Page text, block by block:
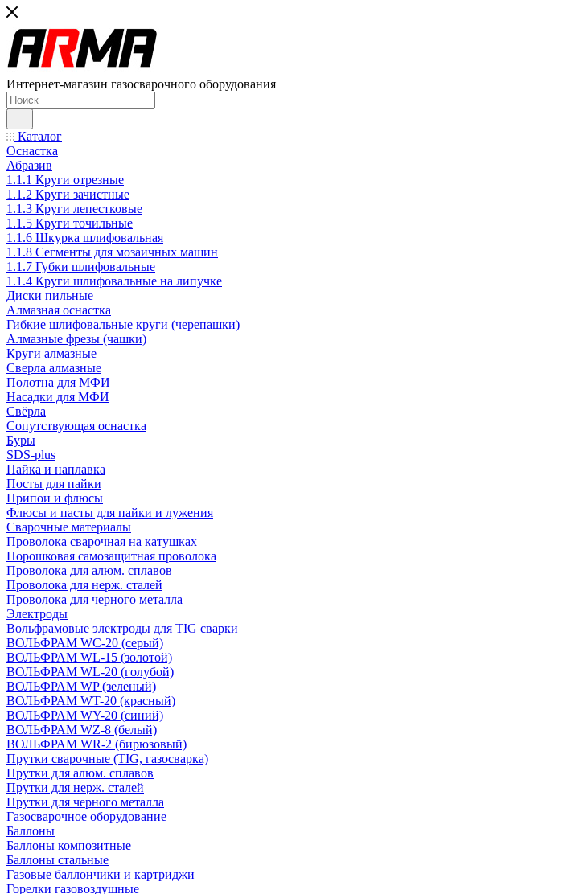
Интернет-магазин газосварочного оборудования
Каталог
Оснастка
Абразив
1.1.1 Круги отрезные
1.1.2 Круги зачистные
1.1.3 Круги лепестковые
1.1.5 Круги точильные
1.1.6 Шкурка шлифовальная
1.1.8 Сегменты для мозаичных машин
1.1.7 Губки шлифовальные
1.1.4 Круги шлифовальные на липучке
Диски пильные
Алмазная оснастка
Гибкие шлифовальные круги (черепашки)
Алмазные фрезы (чашки)
Круги алмазные
Сверла алмазные
Полотна для МФИ
Насадки для МФИ
Свёрла
Сопутствующая оснастка
Буры
SDS-plus
Пайка и наплавка
Посты для пайки
Припои и флюсы
Флюсы и пасты для пайки и лужения
Сварочные материалы
Проволока сварочная на катушках
Порошковая самозащитная проволока
Проволока для алюм. сплавов
Проволока для нерж. сталей
Проволока для черного металла
Электроды
Вольфрамовые электроды для TIG сварки
ВОЛЬФРАМ WC-20 (серый)
ВОЛЬФРАМ WL-15 (золотой)
ВОЛЬФРАМ WL-20 (голубой)
ВОЛЬФРАМ WP (зеленый)
ВОЛЬФРАМ WT-20 (красный)
ВОЛЬФРАМ WY-20 (синий)
ВОЛЬФРАМ WZ-8 (белый)
ВОЛЬФРАМ WR-2 (бирюзовый)
Прутки сварочные (TIG, газосварка)
Прутки для алюм. сплавов
Прутки для нерж. сталей
Прутки для черного металла
Газосварочное оборудование
Баллоны
Баллоны композитные
Баллоны стальные
Газовые баллончики и картриджи
Горелки газовоздушные